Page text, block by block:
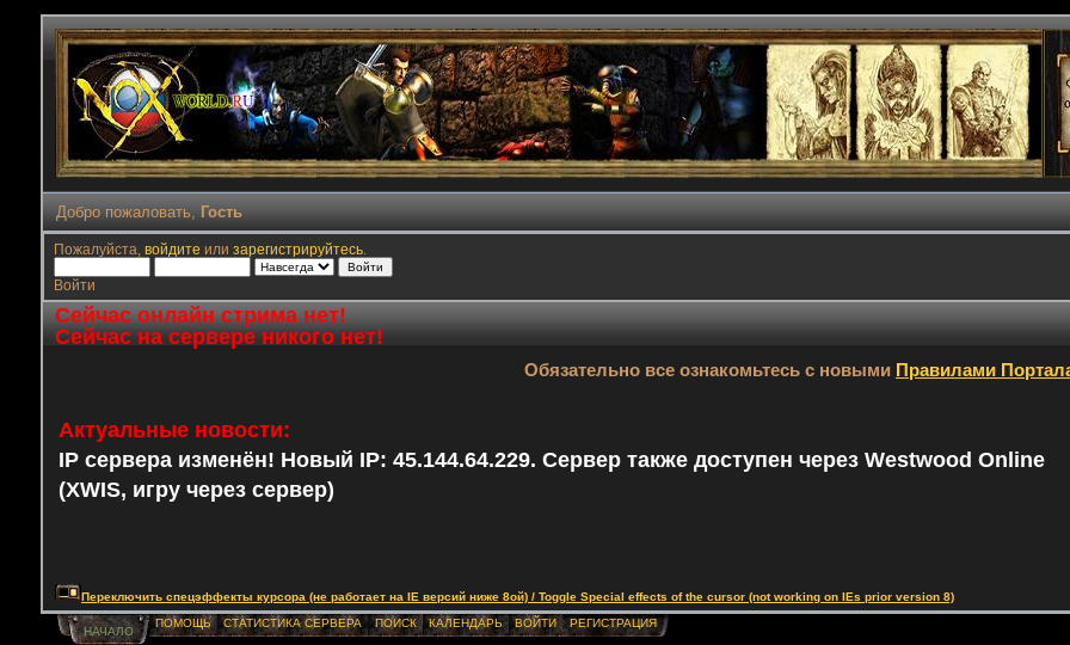
Добро пожаловать, Гость
Пожалуйста, войдите или зарегистрируйтесь.
Войти
Сейчас онлайн стрима нет!
Сейчас на сервере никого нет!
Обязательно все ознакомьтесь с новыми Правилами
Актуальные новости:
IP сервера изменён! Новый IP: 45.144.64.229. Сервер также доступен через Westwood Online
(XWIS, игру через сервер)
Переключить спецэффекты курсора (не работает на IE версий ниже 8ой) / Toggle Special effects of the cursor (not working on IEs prior version 8)
НАЧАЛО
ПОМОЩЬ СТАТИСТИКА СЕРВЕРА ПОИСК КАЛЕНДАРЬ ВОЙТИ РЕГИСТРАЦИЯ